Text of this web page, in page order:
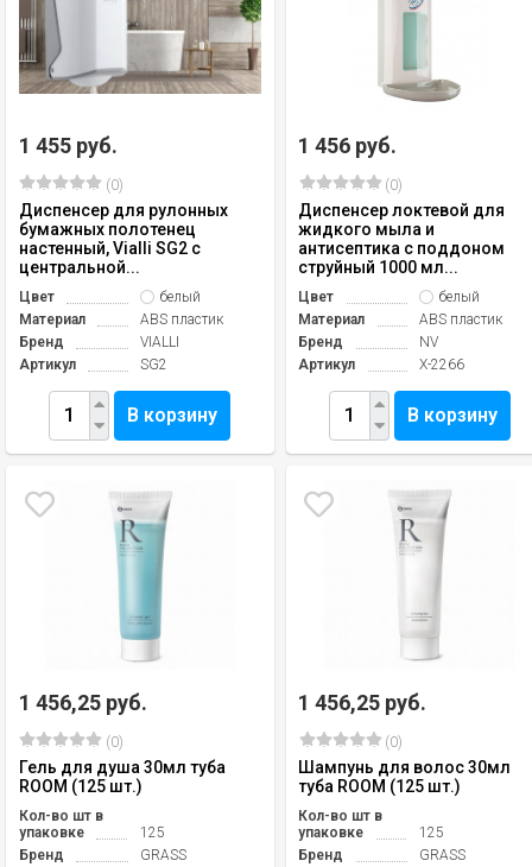
1 455 руб.
(0)
Диспенсер для рулонных
бумажных полотенец
настенный, Vialli SG2 с
центральной...
Цвет
белый
Материал
ABS пластик
Бренд
VIALLI
Артикул
SG2
В корзину
1 456 руб.
(0)
Диспенсер локтевой для
жидкого мыла и
антисептика с поддоном
струйный 1000 мл...
Цвет
белый
Материал
ABS пластик
Бренд
NV
Артикул
X-2266
В корзину
1 456,25 руб.
(0)
Гель для душа 30мл туба
ROOM (125 шт.)
Кол-во шт в
упаковке
125
Бренд
GRASS
1 456,25 руб.
(0)
Шампунь для волос 30мл
туба ROOM (125 шт.)
Кол-во шт в
упаковке
125
Бренд
GRASS